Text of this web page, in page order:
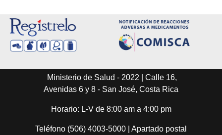
Ministerio de Salud - 2022 | Calle 16,
Avenidas 6 y 8 - San José, Costa Rica
Horario: L-V de 8:00 am a 4:00 pm
Teléfono (506) 4003-5000 | Apartado postal